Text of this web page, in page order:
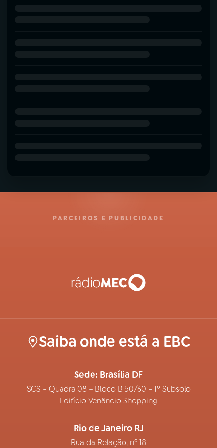
PARCEIROS E PUBLICIDADE
Saiba onde está a EBC
Sede: Brasília DF
SCS – Quadra 08 – Bloco B 50/60 – 1º Subsolo
Edifício Venâncio Shopping
Rio de Janeiro RJ
Rua da Relação, nº 18